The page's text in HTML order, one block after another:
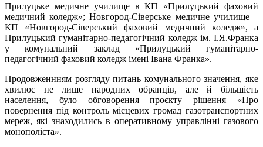
Прилуцьке медичне училище в КП «Прилуцький фаховий
медичний коледж»; Новгород-Сіверське медичне училище –
КП «Новгород-Сіверський фаховий медичний коледж», а
Прилуцький гуманітарно-педагогічний коледж ім. І.Я.Франка
у комунальний заклад «Прилуцький гуманітарно-
педагогічний фаховий коледж імені Івана Франка».
Продовженнням розгляду питань комунального значення, яке
хвилює не лише народних обранців, але й більшість
населення, було обговорення проєкту рішення «Про
повернення під контроль місцевих громад газотранспортних
мереж, які знаходились в оперативному управлінні газового
монополіста».